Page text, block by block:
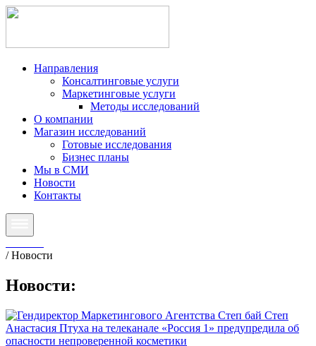
Направления
Консалтинговые услуги
Маркетинговые услуги
Методы исследований
О компании
Магазин исследований
Готовые исследования
Бизнес планы
Мы в СМИ
Новости
Контакты
/Новости
Новости: